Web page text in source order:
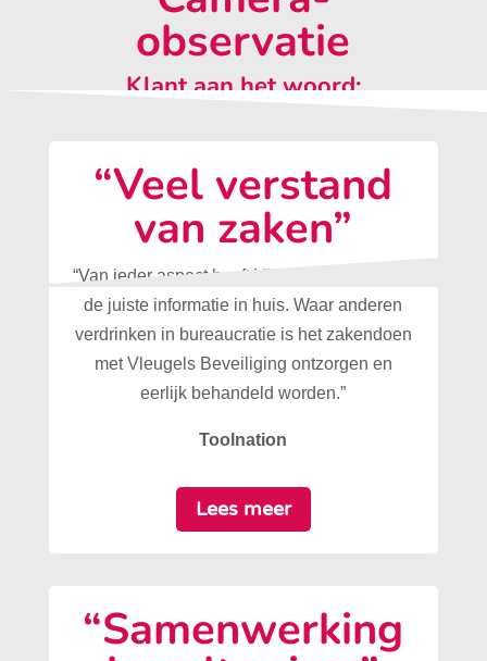
observatie
Klant aan het woord:
“Veel verstand
van zaken”
“Van ieder aspect heeft Vleugels Beveiliging
de juiste informatie in huis. Waar anderen
verdrinken in bureaucratie is het zakendoen
met Vleugels Beveiliging ontzorgen en
eerlijk behandeld worden.”
Toolnation
Lees meer
“Samenwerking